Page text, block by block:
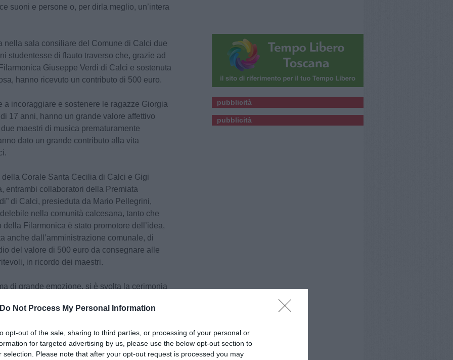
Do Not Process My Personal Information
opt-out of the sale, sharing to third parties, or processing of your personal or
for targeted advertising by us, please use the below opt-out section to
selection. Please note that after your opt-out request is processed you may
suoni e persone o, per dirla meglio, un’intera
nella sala consiliare del Comune di Calci due
studentesse di flauto traverso che, grazie ad
Giuseppe Verdi di Calci e sostenuta
hanno ricevuto un contributo di 500 euro.
a incoraggiare e sostenere le ragazze Giorgia
17 anni, hanno un grande valore affettivo
maestri di musica prematuramente
dato un grande contributo alla vita
Corale Santa Cecilia di Calci e Gigi
entrambi collaboratori della Premiata
di Calci, presieduta da Mario Pellegrini,
nella comunità calcesana, tanto che
Filarmonica è stato promotore dell’idea,
anche dall’amministrazione comunale, di
del valore di 500 euro da consegnare alle
in ricordo dei maestri.
di grande emozione, si è svolta la cerimonia
nella sala consiliare comunale, dove
vice sindaca Valentina Ricotta e all’assessora
i familiari dei due maestri, il presidente
e Simone Soldani, segretario della
pubblicità
pubblicità